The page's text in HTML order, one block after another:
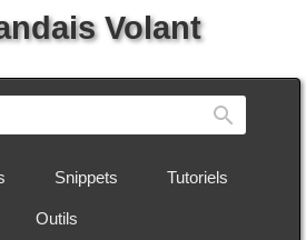
Volant
Snippets Tutoriels
Outils